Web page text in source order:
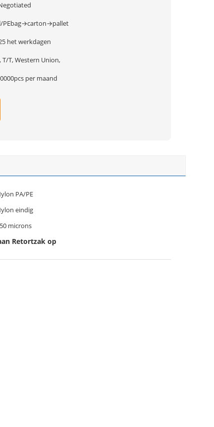
PEbag→carton→pallet
het werkdagen
T/T, Western Union,
per maand
PA/PE
eindig
microns
Retortzak op